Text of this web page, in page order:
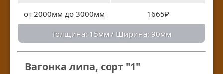
от 2000мм до 3000мм
1665₽
Толщина: 15мм / Ширина: 90мм
Вагонка липа, сорт "1"